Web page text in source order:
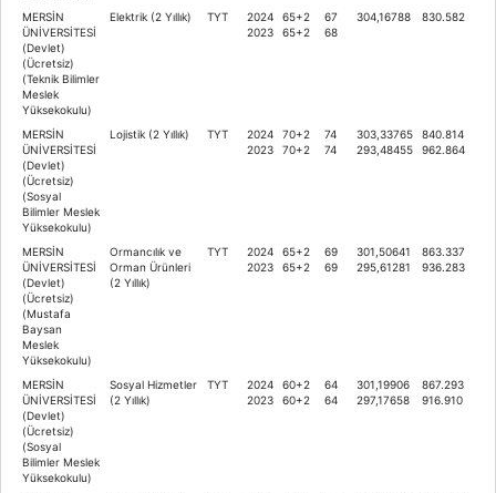
MERSİN
ÜNİVERSİTESİ
(Devlet)
(Ücretsiz)
(Teknik Bilimler
Meslek
Yüksekokulu)
Elektrik (2 Yıllık) TYT
2024
2023
65+2
65+2
67
68
304,16788 830.582
MERSİN
ÜNİVERSİTESİ
(Devlet)
(Ücretsiz)
(Sosyal
Bilimler Meslek
Yüksekokulu)
Lojistik (2 Yıllık) TYT
2024
2023
70+2
70+2
74
74
303,33765
293,48455
840.814
962.864
MERSİN
ÜNİVERSİTESİ
(Devlet)
(Ücretsiz)
(Mustafa
Baysan
Meslek
Yüksekokulu)
Ormancılık ve
Orman Ürünleri
(2 Yıllık)
TYT
2024
2023
65+2
65+2
69
69
301,50641
295,61281
863.337
936.283
MERSİN
ÜNİVERSİTESİ
(Devlet)
(Ücretsiz)
(Sosyal
Bilimler Meslek
Yüksekokulu)
Sosyal Hizmetler
(2 Yıllık)
TYT
2024
2023
60+2
60+2
64
64
301,19906
297,17658
867.293
916.910